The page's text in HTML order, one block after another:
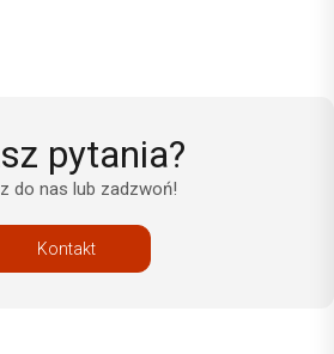
pytania?
do nas lub zadzwoń!
Kontakt